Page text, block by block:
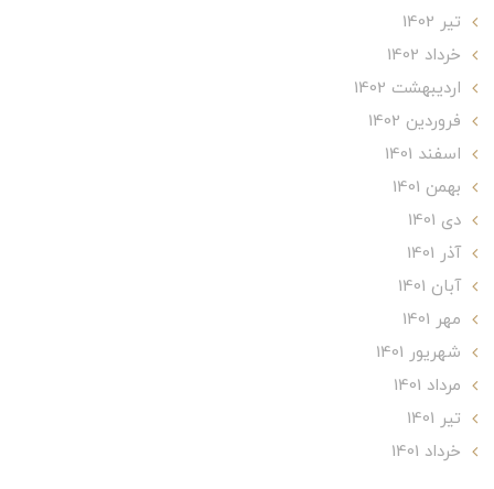
تير 1402
خرداد 1402
ارديبهشت 1402
فروردین 1402
اسفند 1401
بهمن 1401
دی 1401
آذر 1401
آبان 1401
مهر 1401
شهریور 1401
مرداد 1401
تير 1401
خرداد 1401